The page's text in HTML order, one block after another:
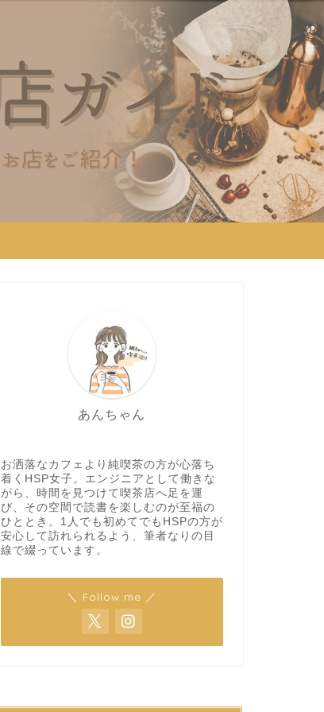
あんちゃん
お洒落なカフェより純喫茶の方が心落ち
着くHSP女子。エンジニアとして働きな
がら、時間を見つけて喫茶店へ足を運
び、その空間で読書を楽しむのが至福の
ひととき。1人でも初めてでもHSPの方が
安心して訪れられるよう、筆者なりの目
線で綴っています。
＼ Follow me ／